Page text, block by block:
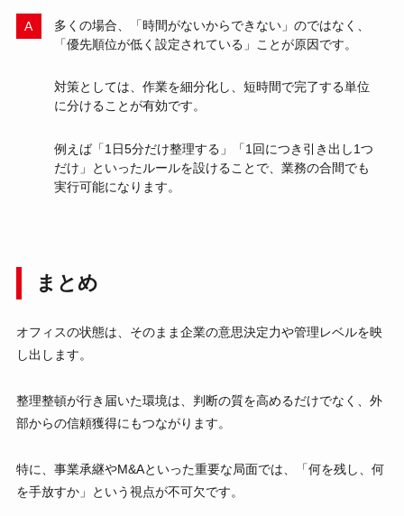
多くの場合、「時間がないからできない」のではなく、
「優先順位が低く設定されている」ことが原因です。
対策としては、作業を細分化し、短時間で完了する単位
に分けることが有効です。
例えば「1日5分だけ整理する」「1回につき引き出し1つ
だけ」といったルールを設けることで、業務の合間でも
実行可能になります。
まとめ
オフィスの状態は、そのまま企業の意思決定力や管理レベルを映
し出します。
整理整頓が行き届いた環境は、判断の質を高めるだけでなく、外
部からの信頼獲得にもつながります。
特に、事業承継やM&Aといった重要な局面では、「何を残し、何
を手放すか」という視点が不可欠です。